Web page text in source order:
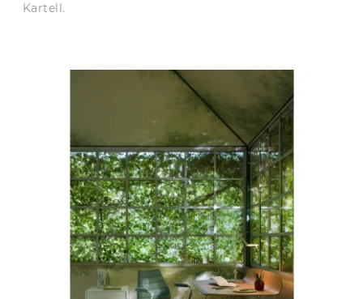
Kartell.